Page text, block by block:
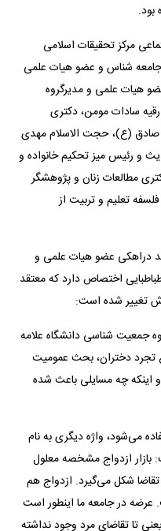
مرکز تحقیقات اسلامی
شناس و عضو هیات علمی
هیات علمی و مدیرگروه
سادات مومن، دکتری
صادق (ع)، حجت الاسلام مهدی
و رئیس میز تحکیم خانواده و
مطالعات زنان و پژوهشگر
تعلیم و تربیت از
دراهکی عضو هیات علمی و
اختصاص دارد که معتقد
تغییر شده است:
جمعیت شناسی دانشگاه علامه
دختران، بحث عمومیت
اینکه چه مسایلی باعث شده
می‌شود، واژه دیگری به نام
بازار ازدواج مشخصه معلول
شکل می‌گیرد. ازدواج هم
در جامعه ما اینطور است
تا تقاضای مرد وجود نداشته